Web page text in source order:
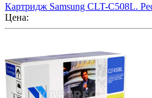
Картридж Samsung CLT-C508L.
Цена: